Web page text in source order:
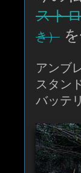
スト
き）
アンブ
スタン
バッテ